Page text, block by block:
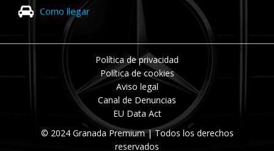
Como llegar
© 2024 Granada Premium | Todos los derechos
reservados
Política de privacidad
Política de cookies
Aviso legal
Canal de Denuncias
EU Data Act